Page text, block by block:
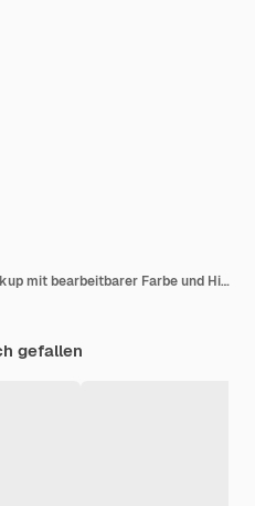
Realistisches T-Shirt-Mockup mit bearbeitbarer Farbe und Hintergrund
gefallen